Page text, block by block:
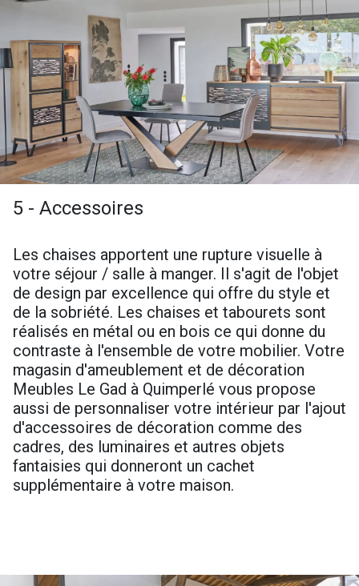
5 - Accessoires
Les chaises apportent une rupture visuelle à
votre séjour / salle à manger. Il s'agit de l'objet
de design par excellence qui offre du style et
de la sobriété. Les chaises et tabourets sont
réalisés en métal ou en bois ce qui donne du
contraste à l'ensemble de votre mobilier. Votre
magasin d'ameublement et de décoration
Meubles Le Gad à Quimperlé vous propose
aussi de personnaliser votre intérieur par l'ajout
d'accessoires de décoration comme des
cadres, des luminaires et autres objets
fantaisies qui donneront un cachet
supplémentaire à votre maison.